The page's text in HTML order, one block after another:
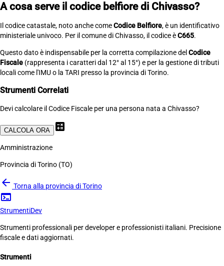
A cosa serve il codice belfiore di Chivasso?
Il codice catastale, noto anche comeCodice Belfiore, è un identificativo
ministeriale univoco. Per il comune di Chivasso, il codice èC665.
Questo dato è indispensabile per la corretta compilazione del Codice
Fiscale (rappresenta i caratteri dal 12° al 15°) e per la gestione di tributi
locali come l'IMU o la TARI presso la provincia di Torino.
Strumenti Correlati
Devi calcolare il Codice Fiscale per una persona nata a Chivasso?
CALCOLA ORA calculate
Amministrazione
Provincia di Torino (TO)
arrow_back Torna alla provincia di Torino
terminal
StrumentiDev
Strumenti professionali per developer e professionisti italiani. Precisione
fiscale e dati aggiornati.
Strumenti